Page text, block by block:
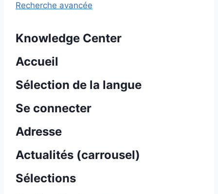
Recherche avancée
Knowledge Center
Accueil
Sélection de la langue
Se connecter
Adresse
Actualités (carrousel)
Sélections